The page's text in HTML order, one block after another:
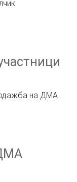
на ДМА